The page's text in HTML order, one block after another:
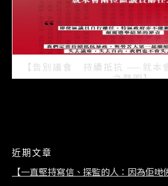
【告別議會 持續抵抗 ——就本
之聲明】
近期文章
【一直堅持寫信、探監的人：因為佢哋